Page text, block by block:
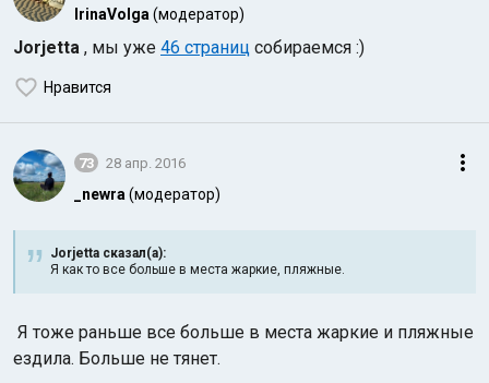
IrinaVolga (модератор)
Jorjetta , мы уже 46 страниц собираемся :)
Нравится
73 28 апр. 2016
_newra (модератор)
Jorjetta сказал(а):
Я как то все больше в места жаркие, пляжные.
Я тоже раньше все больше в места жаркие и пляжные
ездила. Больше не тянет.